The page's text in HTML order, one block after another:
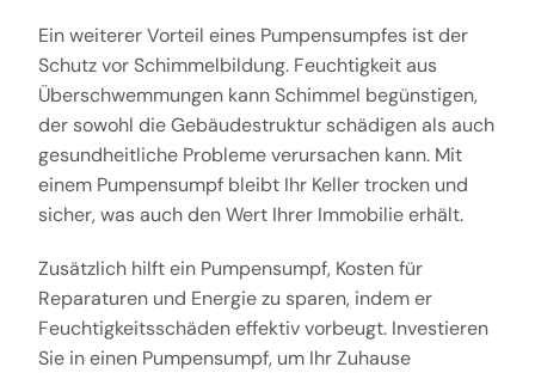
Ein weiterer Vorteil eines Pumpensumpfes ist der
Schutz vor Schimmelbildung. Feuchtigkeit aus
Überschwemmungen kann Schimmel begünstigen,
der sowohl die Gebäudestruktur schädigen als auch
gesundheitliche Probleme verursachen kann. Mit
einem Pumpensumpf bleibt Ihr Keller trocken und
sicher, was auch den Wert Ihrer Immobilie erhält.
Zusätzlich hilft ein Pumpensumpf, Kosten für
Reparaturen und Energie zu sparen, indem er
Feuchtigkeitsschäden effektiv vorbeugt. Investieren
Sie in einen Pumpensumpf, um Ihr Zuhause